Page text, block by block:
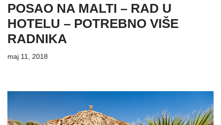
POSAO NA MALTI – RAD U
HOTELU – POTREBNO VIŠE
RADNIKA
maj 11, 2018